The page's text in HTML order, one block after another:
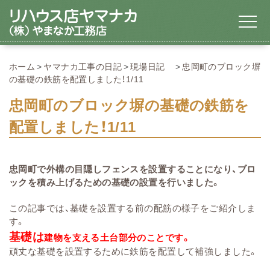
ホーム ヤマナカ工事の日記 現場日記
忠岡町のブロック塀
の基礎の鉄筋を配置しました！1/11
忠岡町のブロック塀の基礎の鉄筋を
配置しました！1/11
忠岡町で外構の目隠しフェンスを設置することになり、ブロ
ックを積み上げるための基礎の設置を行いました。
この記事では、基礎を設置する前の配筋の様子をご紹介しま
す。
基礎は建物を支える土台部分のことです。
頑丈な基礎を設置するために鉄筋を配置して補強しました。